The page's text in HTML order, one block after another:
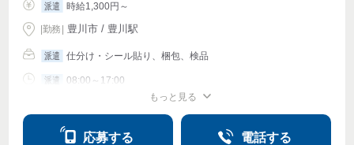
派遣 時給1,300円～
|勤務 豊川市 / 豊川駅
派遣 仕分け・シール貼り、梱包、検品
派遣 08:00～17:00
もっと見る
応募する 電話する